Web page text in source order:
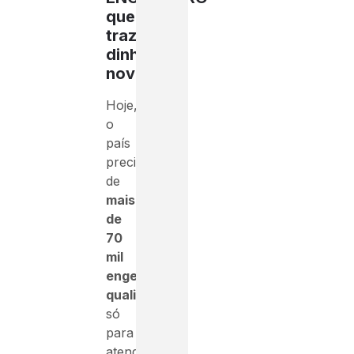
que
traz
dinheiro
novo
Hoje,
o
país
precisa
de
mais
de
70
mil
engenheiros
qualificados
só
para